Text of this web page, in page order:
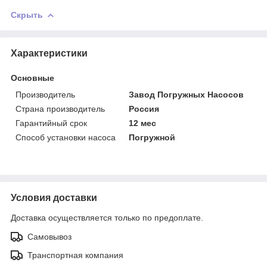
Скрыть
Характеристики
Основные
Производитель
Завод Погружных Насосов
Страна производитель
Россия
Гарантийный срок
12 мес
Способ установки насоса
Погружной
Условия доставки
Доставка осуществляется только по предоплате.
Самовывоз
Транспортная компания